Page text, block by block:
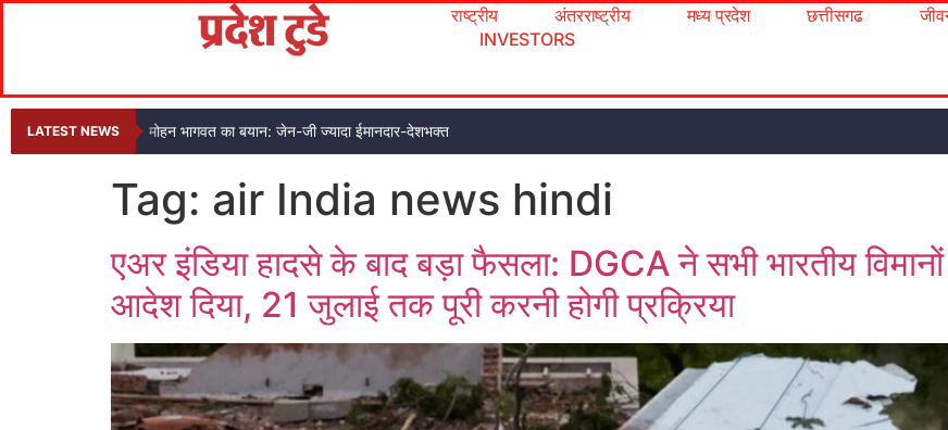
राष्ट्रीय अंतरराष्ट्रीय मध्य प्रदेश छत्तीसगढ
INVESTORS
LATEST NEWS मोहन भागवत का बयान: जेन-जी ज्यादा ईमानदार-देशभक्त
Tag: air India news hindi
एअर इंडिया हादसे के बाद बड़ा फैसला: DGCA ने सभी भारतीय
आदेश दिया, 21 जुलाई तक पूरी करनी होगी प्रक्रिया